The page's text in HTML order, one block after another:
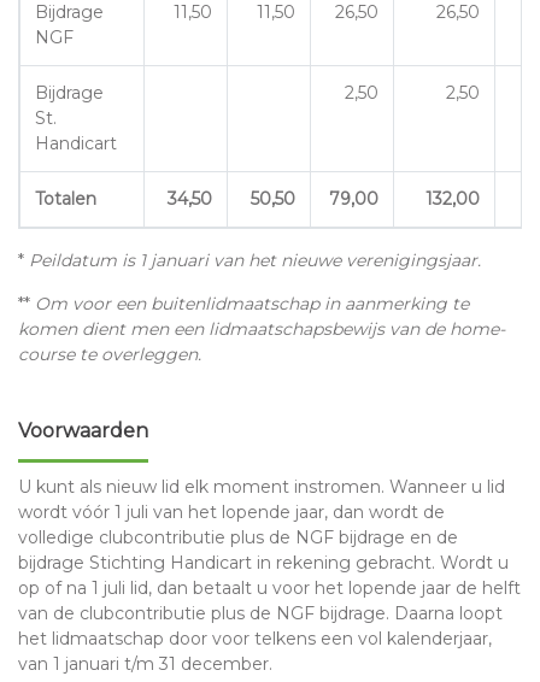
Bijdrage
NGF
11,50 11,50 26,50 26,50
Bijdrage
St.
Handicart
2,50 2,50
Totalen 34,50 50,50 79,00 132,00
* Peildatum is 1 januari van het nieuwe verenigingsjaar.
** Om voor een buitenlidmaatschap in aanmerking te
komen dient men een lidmaatschapsbewijs van de home-
course te overleggen.
Voorwaarden
U kunt als nieuw lid elk moment instromen. Wanneer u lid
wordt vóór 1 juli van het lopende jaar, dan wordt de
volledige clubcontributie plus de NGF bijdrage en de
bijdrage Stichting Handicart in rekening gebracht. Wordt u
op of na 1 juli lid, dan betaalt u voor het lopende jaar de helft
van de clubcontributie plus de NGF bijdrage. Daarna loopt
het lidmaatschap door voor telkens een vol kalenderjaar,
van 1 januari t/m 31 december.